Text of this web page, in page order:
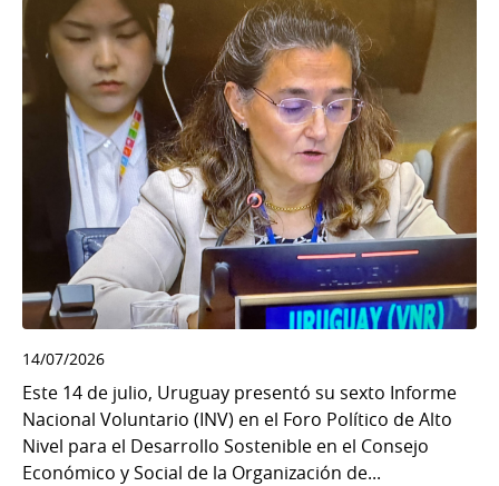
14/07/2026
Este 14 de julio, Uruguay presentó su sexto Informe
Nacional Voluntario (INV) en el Foro Político de Alto
Nivel para el Desarrollo Sostenible en el Consejo
Económico y Social de la Organización de...